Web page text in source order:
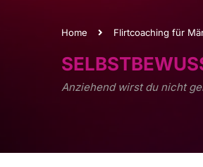
Home Flirtcoaching für
Anziehend wirst du nicht